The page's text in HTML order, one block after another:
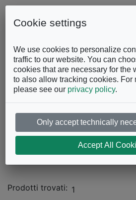
Skip to content
FacebookInstagramYouTube
Catalogo
SOGGIORNO Mobili con
Prodotti trovati: 1
Cookie settings
We use cookies to personalize
traffic to our website. You can
cookies that are necessary for the
to also allow tracking cookies. For
please see our privacy policy.
Only accept technically
Accept All